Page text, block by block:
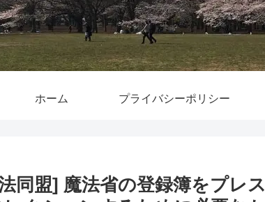
ホーム プライバシーポリシー
同盟] 魔法省の登録簿をプレ